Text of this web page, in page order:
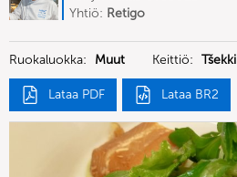
Yhtiö: Retigo
Ruokaluokka: Muut Keittiö: Tšekki
Lataa PDF Lataa BR2